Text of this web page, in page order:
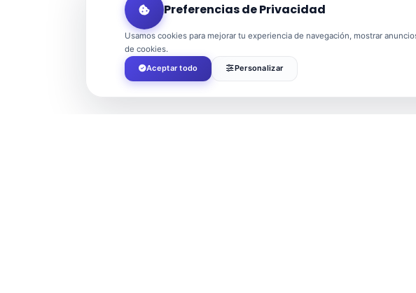
Preferencias de Privacidad
Usamos cookies para mejorar tu experiencia de navegación, mostrar
de cookies.
Aceptar todo
Personalizar